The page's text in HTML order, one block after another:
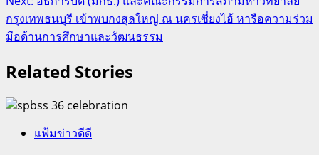
กรุงเทพธนบุรี เข้าพบกงสุลใหญ่ ณ นครเซี่ยงไฮ้ หารือความร่วม
มือด้านการศึกษาและวัฒนธรรม
Related Stories
แฟ้มข่าวดีดี